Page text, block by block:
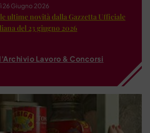
26 Giugno 2026
ultime novità dalla Gazzetta Ufficiale
del 23 giugno 2026
Lavoro & Concorsi